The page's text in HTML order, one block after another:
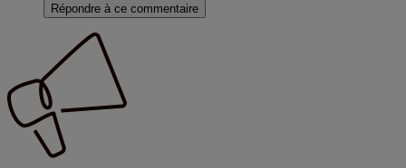
Répondre à ce commentaire